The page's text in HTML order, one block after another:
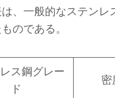
、一般的なステンレ
のである。
ス鋼グレー
ド
密